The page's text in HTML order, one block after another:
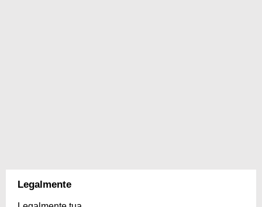
Legalmente